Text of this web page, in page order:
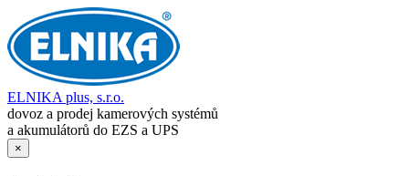
ELNIKA plus, s.r.o.
dovoz a prodej kamerových systémů
a akumulátorů do EZS a UPS
×